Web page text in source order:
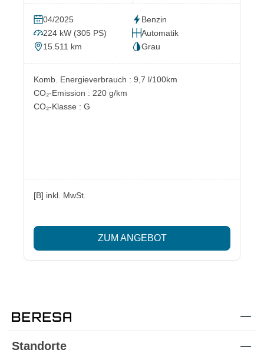
04/2025
Benzin
224 kW (305 PS)
Automatik
15.511 km
Grau
Komb. Energieverbrauch : 9,7 l/100km
CO₂-Emission : 220 g/km
CO₂-Klasse : G
[B] inkl. MwSt.
ZUM ANGEBOT
Standorte